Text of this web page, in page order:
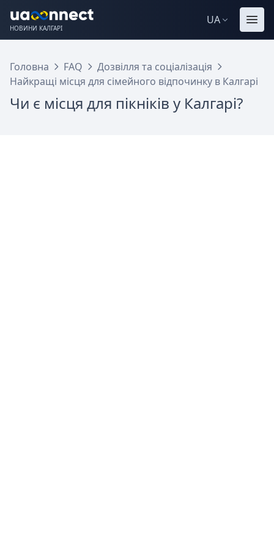
НОВИНИ КАЛГАРІ
UA
Головна FAQ
Дозвілля та соціалізація
Найкращі місця для сімейного відпочинку в Калгарі
Чи є місця для пікніків у Калгарі?